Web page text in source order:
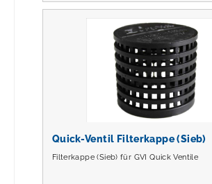
Quick-Ventil Filterkappe (Sieb)
Filterkappe (Sieb) für GVI Quick Ventile